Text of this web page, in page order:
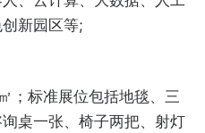
新园区等;
；标准展位包括地毯、三
桌一张、椅子两把、射灯